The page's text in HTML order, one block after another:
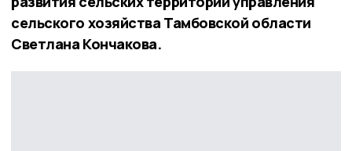
сельского хозяйства Тамбовской области
Светлана Кончакова.